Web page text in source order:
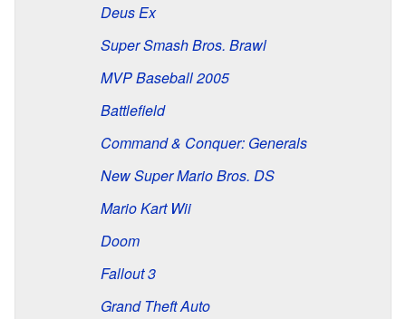
Deus Ex
Super Smash Bros. Brawl
MVP Baseball 2005
Battlefield
Command & Conquer: Generals
New Super Mario Bros. DS
Mario Kart Wii
Doom
Fallout 3
Grand Theft Auto